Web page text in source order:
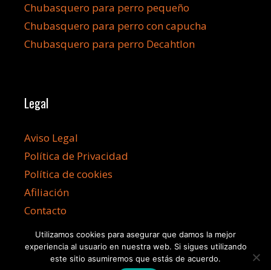
Chubasquero para perro pequeño
Chubasquero para perro con capucha
Chubasquero para perro Decahtlon
Legal
Aviso Legal
Política de Privacidad
Política de cookies
Afiliación
Contacto
Utilizamos cookies para asegurar que damos la mejor
experiencia al usuario en nuestra web. Si sigues utilizando
este sitio asumiremos que estás de acuerdo.